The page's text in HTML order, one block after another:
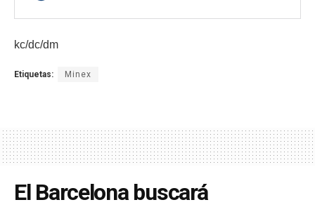
kc/dc/dm
Etiquetas: Minex
El Barcelona buscará